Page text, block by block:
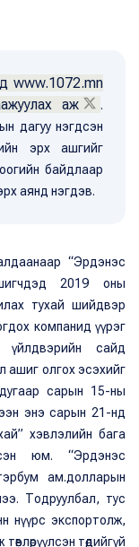
www.1072.mn
аж
.
дагуу нэгдсэн
эрх ашгийг
байдлаар
аянд нэгдэв.
“Эрдэнэс
2019 оны
тухай шийдвэр
компанид үүрэг
сайд
ашиг олгох эсэхийг
сарын 15-ны
энэ сарын 21-нд
хэвлэлийн бага
юм. “Эрдэнэс
ам.долларын
Тодруулбал, тус
нүүрс экспортолж,
төдийгүй